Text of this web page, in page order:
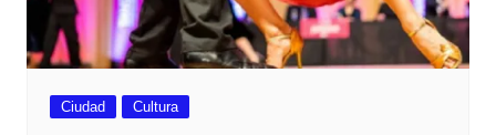
Ciudad Cultura